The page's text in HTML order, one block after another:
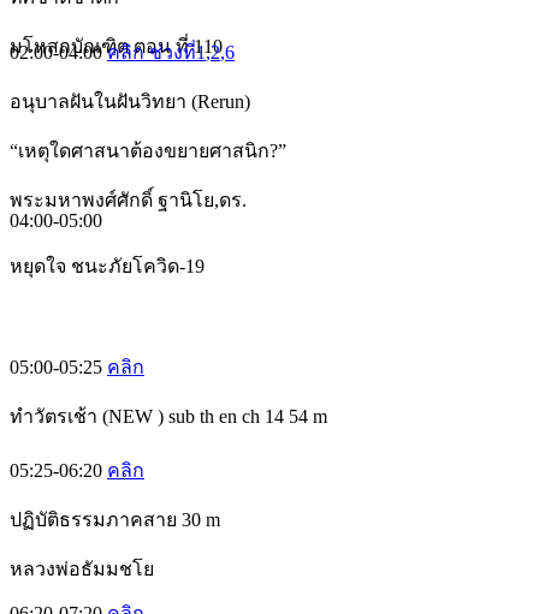
มโหสถบัณฑิต ตอน ที่ 110
02:00-04:00คลิก ช่วงที่1,2,6
อนุบาลฝันในฝันวิทยา (Rerun)
“เหตุใดศาสนาต้องขยายศาสนิก?”
พระมหาพงศ์ศักดิ์ ฐานิโย,ดร.
04:00-05:00
หยุดใจ ชนะภัยโควิด-19
05:00-05:25 คลิก
ทำวัตรเช้า (NEW ) sub th en ch 14 54 m
05:25-06:20 คลิก
ปฏิบัติธรรมภาคสาย 30 m
หลวงพ่อธัมมชโย